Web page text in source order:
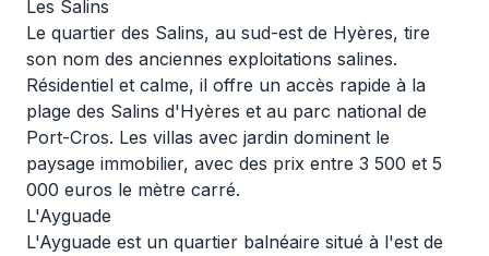
Les Salins
Le quartier des Salins, au sud-est de Hyères, tire
son nom des anciennes exploitations salines.
Résidentiel et calme, il offre un accès rapide à la
plage des Salins d'Hyères et au parc national de
Port-Cros. Les villas avec jardin dominent le
paysage immobilier, avec des prix entre 3 500 et 5
000 euros le mètre carré.
L'Ayguade
L'Ayguade est un quartier balnéaire situé à l'est de